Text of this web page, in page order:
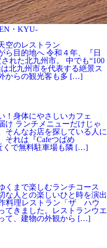
・KYU-
空のレストラン
ら目的地へ 令和４年、『日
れた北九州市。 中でも“100
北九州市を代表する絶景ス
からの観光客も多 […]
！身体にやさしいカフェ
け ランチメニューだけじゃ
そんなお店を探している人に
それは『Cafeつばめ
くで無料駐車場も隣 […]
くまで楽しむランチコース
な人との楽しいひと時を演出
料理レストラン「ザ ハウ
きました。レストランウエ
て、建物の外観から […]